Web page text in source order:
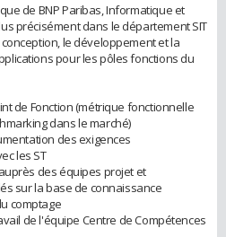
de BNP Paribas, Informatique et
précisément dans le département SIT
le développement et la
pour les pôles fonctions du
de Fonction (métrique fonctionnelle
dans le marché)
des exigences
les ST
des équipes projet et
sur la base de connaissance
comptage
de l'équipe Centre de Compétences